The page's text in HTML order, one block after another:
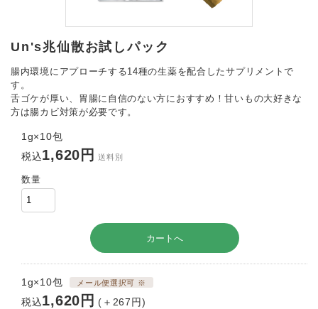
Un's兆仙散お試しパック
腸内環境にアプローチする14種の生薬を配合したサプリメントで
す。
舌ゴケが厚い、胃腸に自信のない方におすすめ！甘いもの大好きな
方は腸カビ対策が必要です。
1g×10包
税込1,620円 送料別
数量
1g×10包 メール便選択可 ※
税込1,620円 (＋267円)